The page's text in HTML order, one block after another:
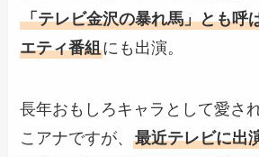
「テレビ金沢の暴れ馬」とも呼
エティ番組にも出演。
長年おもしろキャラとして愛さ
こアナですが、最近テレビに出